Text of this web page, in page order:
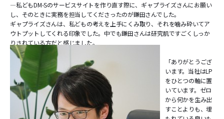
―私どもDM-Sのサービスサイトを作り直す際に、ギャプライズさんにお願い
し、そのときに実務を担当してくださったのが鎌田さんでした。
ギャプライズさんは、私どもの考えを上手にくみ取り、それを噛み砕いてア
ウトプットしてくれる印象でした。中でも鎌田さんは研究肌ですごくしっか
りされている方だと感じました。
「ありがとうござ
います。当社はLP
をひとつの軸に置
いています。ゼロ
から何かを生み出
すことよりも、埋